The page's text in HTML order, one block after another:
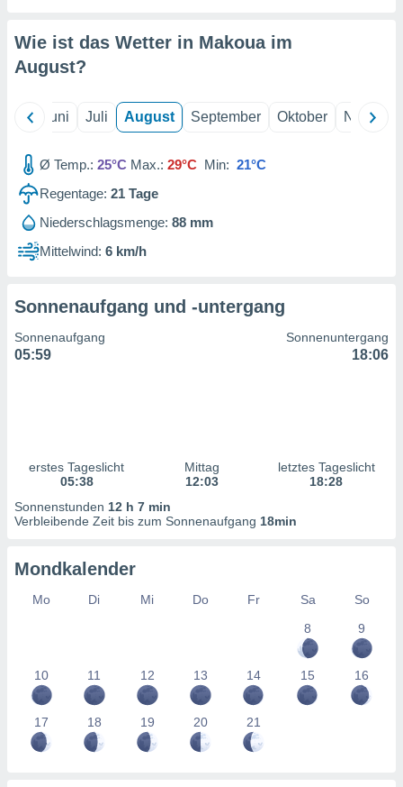
zur
von
zur
der
von
von
durch
von
Wie ist das Wetter in Makoua im
August?
Juni Juli August September Oktober
Ø Temp.: 25°C Max.: 29°C Min: 21°C
Regentage: 21 Tage
Niederschlagsmenge: 88 mm
Mittelwind: 6 km/h
Sonnenaufgang und -untergang
Sonnenaufgang
05:59
Sonnenuntergang
18:06
erstes Tageslicht
05:38
Mittag
12:03
letztes Tageslicht
18:28
Sonnenstunden 12 h 7 min
Verbleibende Zeit bis zum Sonnenaufgang 18min
Mondkalender
Mo Di Mi Do Fr Sa
So
8
9
10 11 12 13 14 15 16
17 18 19 20 21